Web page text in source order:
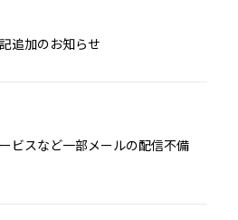
追加のお知らせ
ビスなど一部メールの配信不備